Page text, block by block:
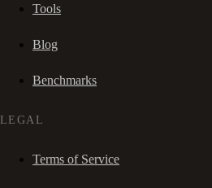
Tools
Blog
Benchmarks
LEGAL
Terms of Service